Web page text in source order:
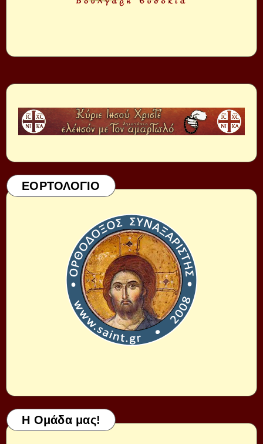
ΕΟΡΤΟΛΟΓΙΟ
Η Ομάδα μας!